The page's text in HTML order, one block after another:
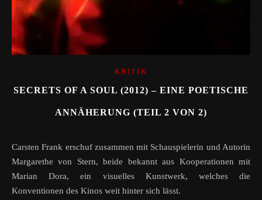
KRITIK
SECRETS OF A SOUL (2012) – EINE POETISCHE
ANNÄHERUNG (TEIL 2 VON 2)
Carsten Frank erschuf zusammen mit Schauspielerin und Autorin
Margarethe von Stern, beide bekannt aus Kooperationen mit
Marian Dora, ein visuelles Kunstwerk, welches die
Konventionen des Kinos weit hinter sich lässt.